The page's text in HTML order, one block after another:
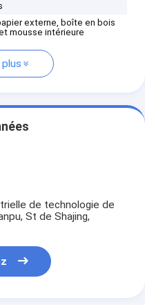
externe, boîte en bois
mousse intérieure
de technologie de
St de Shajing,